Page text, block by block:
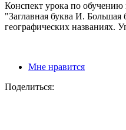
Конспект урока по обучению
"Заглавная буква И. Большая
географических названиях.
Мне нравится
Поделиться: